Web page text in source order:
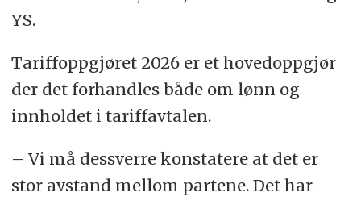
YS.
Tariffoppgjøret 2026 er et hovedoppgjør
der det forhandles både om lønn og
innholdet i tariffavtalen.
– Vi må dessverre konstatere at det er
stor avstand mellom partene. Det har